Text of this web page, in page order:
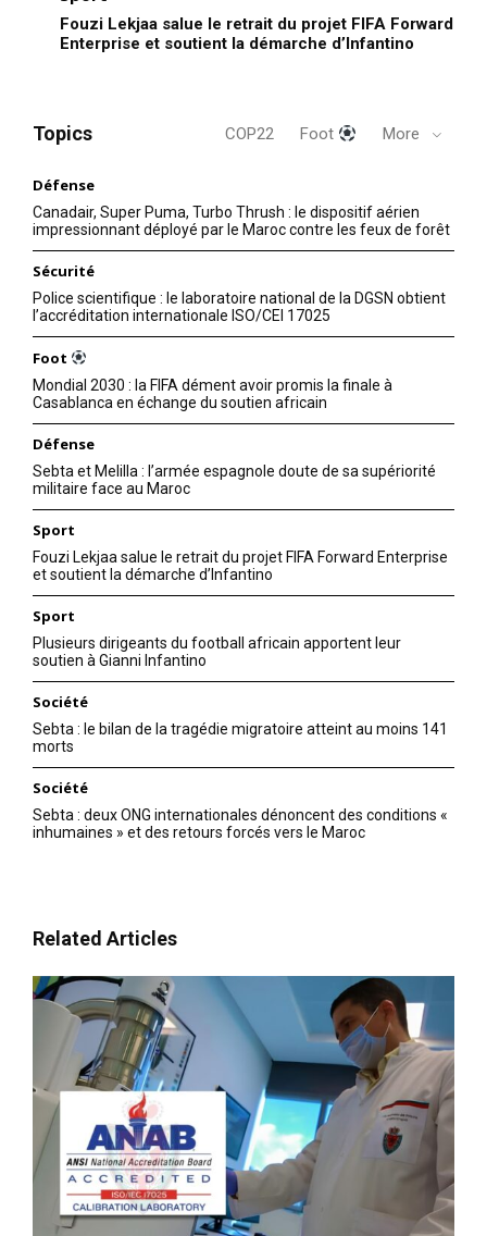
Fouzi Lekjaa salue le retrait du projet FIFA Forward
Enterprise et soutient la démarche d’Infantino
Topics COP22 Foot More
Défense
Canadair, Super Puma, Turbo Thrush : le dispositif aérien
impressionnant déployé par le Maroc contre les feux de forêt
Sécurité
Police scientifique : le laboratoire national de la DGSN obtient
l’accréditation internationale ISO/CEI 17025
Foot
Mondial 2030 : la FIFA dément avoir promis la finale à
Casablanca en échange du soutien africain
Défense
Sebta et Melilla : l’armée espagnole doute de sa supériorité
militaire face au Maroc
Sport
Fouzi Lekjaa salue le retrait du projet FIFA Forward Enterprise
et soutient la démarche d’Infantino
Sport
Plusieurs dirigeants du football africain apportent leur
soutien à Gianni Infantino
Société
Sebta : le bilan de la tragédie migratoire atteint au moins 141
morts
Société
Sebta : deux ONG internationales dénoncent des conditions «
inhumaines » et des retours forcés vers le Maroc
Related Articles